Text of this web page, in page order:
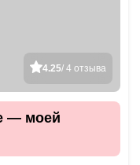
4.25/ 4 отзыва
— моей